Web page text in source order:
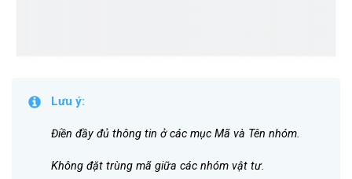
Lưu ý:
Điền đầy đủ thông tin ở các mục Mã và Tên nhóm.
Không đặt trùng mã giữa các nhóm vật tư.